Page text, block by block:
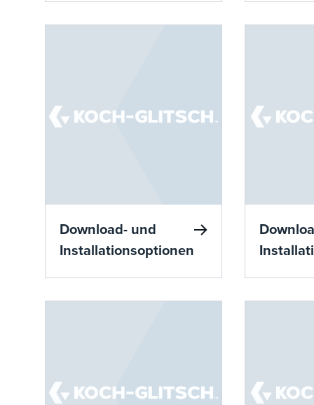
Download- und
Installationsoptionen